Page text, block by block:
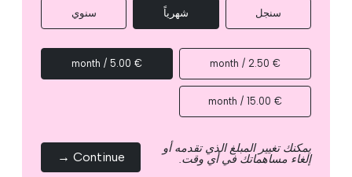
سنجل شهرياً سنوي
€ 2.50 / month
€ 5.00 / month
€ 15.00 / month
يمكنك تغيير المبلغ الذي تقدمه أو
إلغاء مساهماتك في أي وقت. Continue →